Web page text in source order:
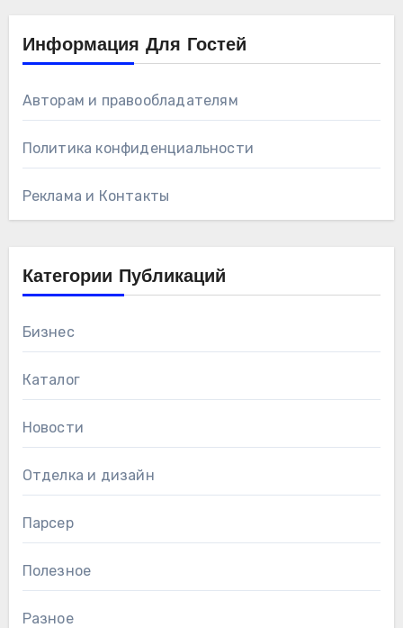
Информация Для Гостей
Авторам и правообладателям
Политика конфиденциальности
Реклама и Контакты
Категории Публикаций
Бизнес
Каталог
Новости
Отделка и дизайн
Парсер
Полезное
Разное